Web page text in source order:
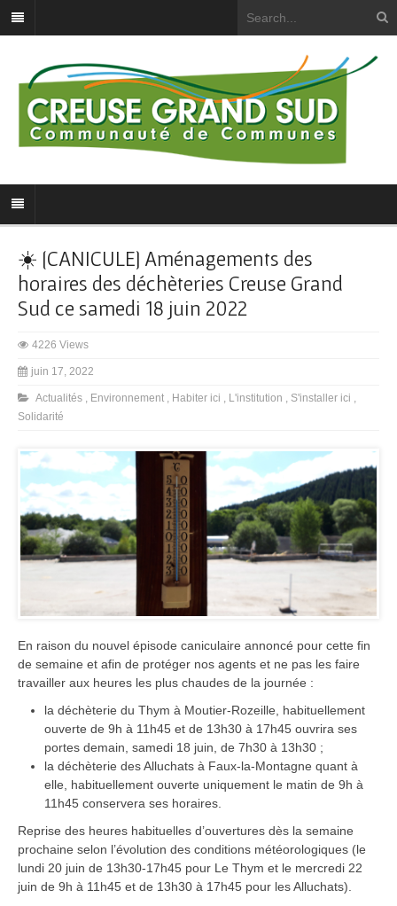
☀️ [CANICULE] Aménagements des
horaires des déchèteries Creuse Grand
Sud ce samedi 18 juin 2022
4226 Views
juin 17, 2022
Actualités , Environnement , Habiter ici , L'institution , S'installer ici ,
Solidarité
En raison du nouvel épisode caniculaire annoncé pour cette fin
de semaine et afin de protéger nos agents et ne pas les faire
travailler aux heures les plus chaudes de la journée :
la déchèterie du Thym à Moutier-Rozeille, habituellement
ouverte de 9h à 11h45 et de 13h30 à 17h45 ouvrira ses
portes demain, samedi 18 juin, de 7h30 à 13h30 ;
la déchèterie des Alluchats à Faux-la-Montagne quant à
elle, habituellement ouverte uniquement le matin de 9h à
11h45 conservera ses horaires.
Reprise des heures habituelles d’ouvertures dès la semaine
prochaine selon l’évolution des conditions météorologiques (le
lundi 20 juin de 13h30-17h45 pour Le Thym et le mercredi 22
juin de 9h à 11h45 et de 13h30 à 17h45 pour les Alluchats).